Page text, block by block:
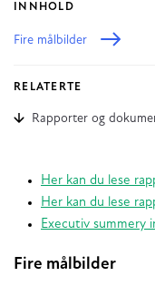
INNHOLD
Fire målbilder
RELATERTE
Rapporter og
Her kan du lese
Her kan du lese
Executiv summery
Fire målbilder